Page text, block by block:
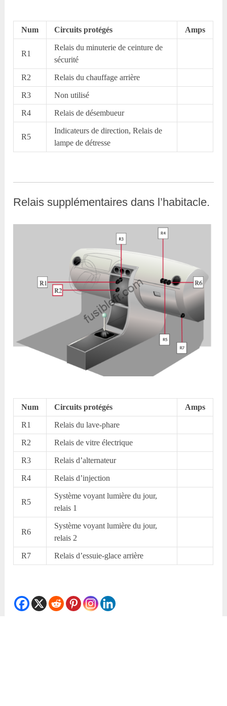
Num Circuits protégés Amps
R1
Relais du minuterie de ceinture de
sécurité
R2 Relais du chauffage arrière
R3 Non utilisé
R4 Relais de désembueur
R5
Indicateurs de direction, Relais de
lampe de détresse
Relais supplémentaires dans l’habitacle.
Num Circuits protégés Amps
R1 Relais du lave-phare
R2 Relais de vitre électrique
R3 Relais d’alternateur
R4 Relais d’injection
R5
Système voyant lumière du jour,
relais 1
R6
Système voyant lumière du jour,
relais 2
R7 Relais d’essuie-glace arrière